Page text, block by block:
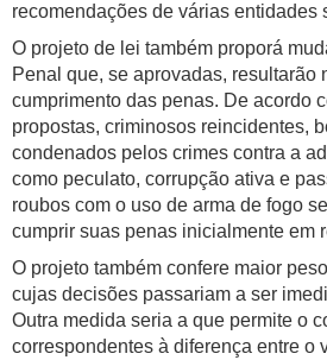
recomendações de várias entidades
O projeto de lei também proporá
Penal que, se aprovadas, resultarão
cumprimento das penas. De acordo
propostas, criminosos reincidentes,
condenados pelos crimes contra a
como peculato, corrupção ativa e
roubos com o uso de arma de fogo
cumprir suas penas inicialmente em
O projeto também confere maior
cujas decisões passariam a ser
Outra medida seria a que permite o
correspondentes à diferença entre o